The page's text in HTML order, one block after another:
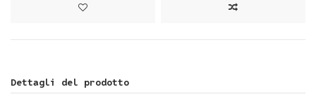
Dettagli del prodotto